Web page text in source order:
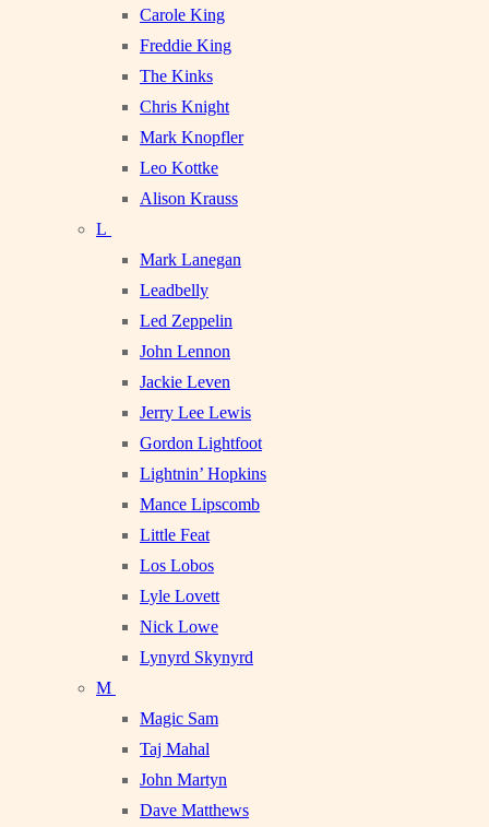
Carole King
Freddie King
The Kinks
Chris Knight
Mark Knopfler
Leo Kottke
Alison Krauss
L
Mark Lanegan
Leadbelly
Led Zeppelin
John Lennon
Jackie Leven
Jerry Lee Lewis
Gordon Lightfoot
Lightnin’ Hopkins
Mance Lipscomb
Little Feat
Los Lobos
Lyle Lovett
Nick Lowe
Lynyrd Skynyrd
M
Magic Sam
Taj Mahal
John Martyn
Dave Matthews